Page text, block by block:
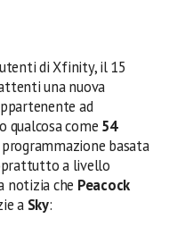
di Xfinity, il 15
una nuova
ad
qualcosa come 54
programmazione basata
a livello
notizia che Peacock
a Sky: